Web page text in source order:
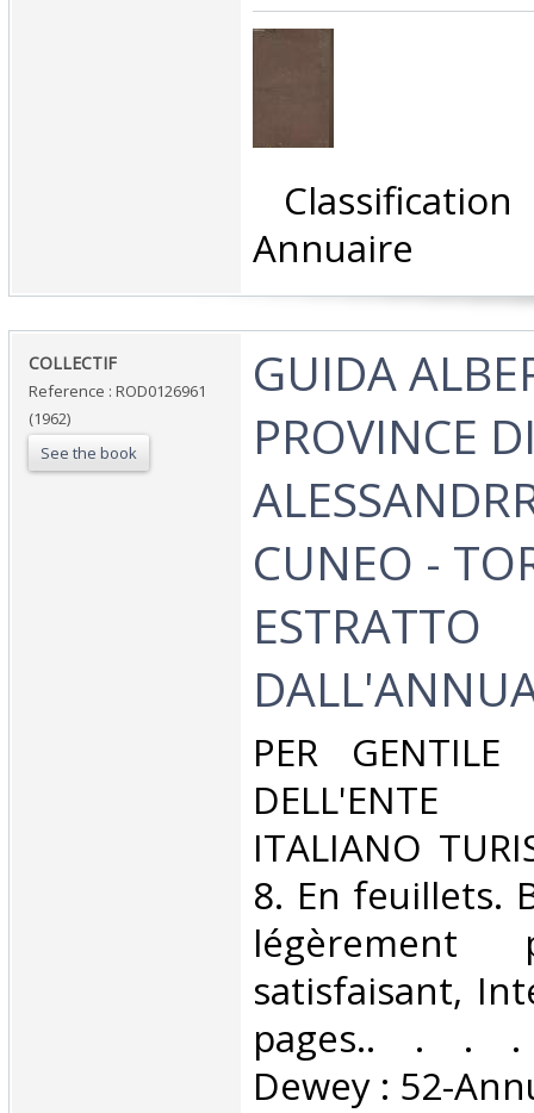
Annuaire‎
‎COLLECTIF‎
Reference : ROD0126961
(1962)
See the book
‎GUIDA
PROVINCE
CUNEO -
ESTRATTO
‎PER GENTILE
DELL'ENTE
ITALIANO
8. En feuillets.
légèrement
satisfaisant,
pages.. . . .
Dewey : 52-